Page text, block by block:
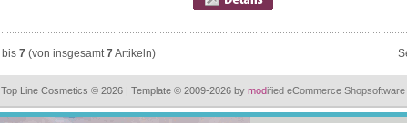
bis 7 (von insgesamt7Artikeln)
Top Line Cosmetics © 2026 | Template © 2009-2026 by modified eCommerce Shopsoftware